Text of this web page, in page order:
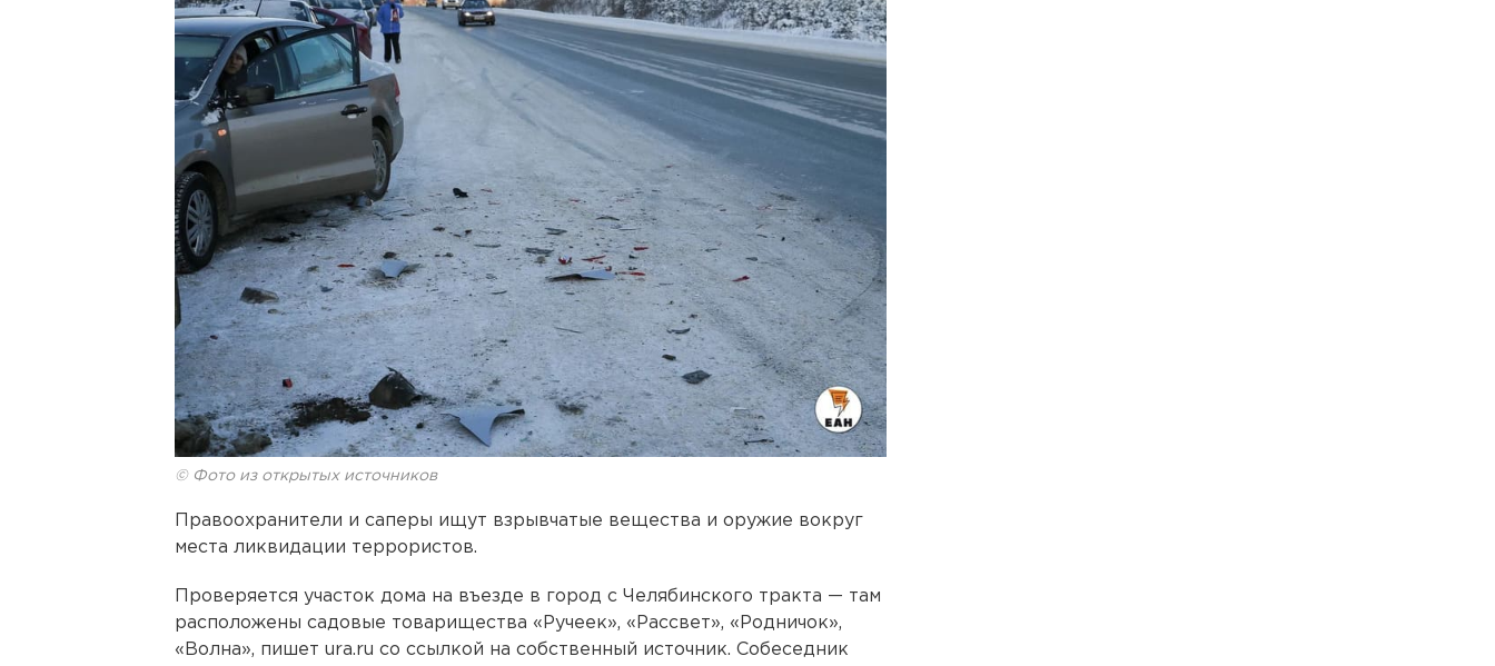
© Фото из открытых источников
Правоохранители и саперы ищут взрывчатые вещества и оружие вокруг
места ликвидации террористов.
Проверяется участок дома на въезде в город с Челябинского тракта — там
расположены садовые товарищества «Ручеек», «Рассвет», «Родничок»,
«Волна», пишет ura.ru со ссылкой на собственный источник. Собеседник